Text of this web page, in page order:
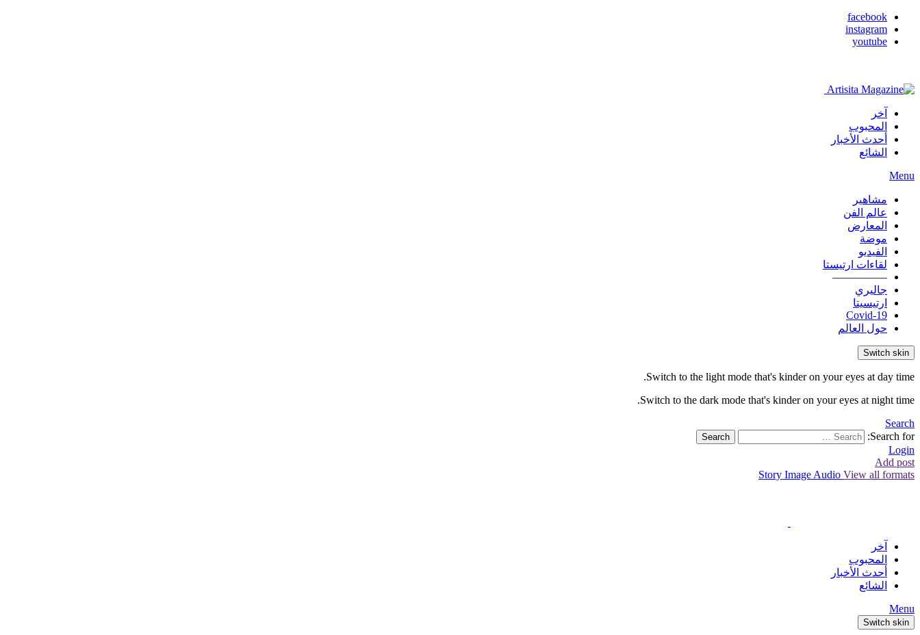
facebook
instagram
youtube
آخر
المحبوب
أحدث الأخبار
الشائع
Menu
مشاهير
عالم الفن
المعارض
موضة
الفيديو
لقاءات ارتيستا
—————
جاليري
ارتيسيتا
Covid-19
حول العالم
Switch skin
Switch to the light mode that's kinder on your eyes at day time.
Switch to the dark mode that's kinder on your eyes at night time.
Search
Search for:
Search
Login
Add post
Story Image Audio View all formats
آخر
المحبوب
أحدث الأخبار
الشائع
Menu
Switch skin